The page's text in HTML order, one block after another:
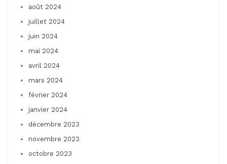
août 2024
juillet 2024
juin 2024
mai 2024
avril 2024
mars 2024
février 2024
janvier 2024
décembre 2023
novembre 2023
octobre 2023